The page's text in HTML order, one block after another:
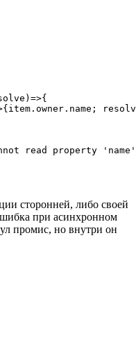
read property
сторонней, либо своей
при асинхронном
промис, но внутри он